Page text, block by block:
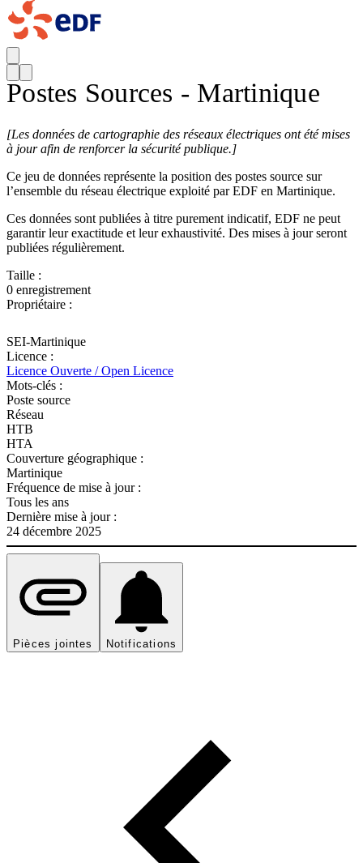
Postes Sources - Martinique
[Les données de cartographie des réseaux électriques ont été mises
à jour afin de renforcer la sécurité publique.]
Ce jeu de données représente la position des postes source sur
l’ensemble du réseau électrique exploité par EDF en Martinique.
Ces données sont publiées à titre purement indicatif, EDF ne peut
garantir leur exactitude et leur exhaustivité. Des mises à jour seront
publiées régulièrement.
Taille :
0 enregistrement
Propriétaire :
SEI-Martinique
Licence :
Licence Ouverte / Open Licence
Mots-clés :
Poste source
Réseau
HTB
HTA
Couverture géographique :
Martinique
Fréquence de mise à jour :
Tous les ans
Dernière mise à jour :
24 décembre 2025
Pièces jointes Notifications